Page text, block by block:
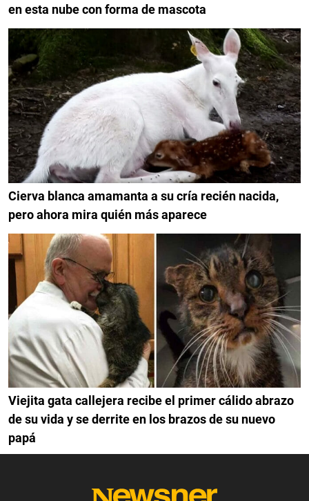
en esta nube con forma de mascota
Cierva blanca amamanta a su cría recién nacida,
pero ahora mira quién más aparece
Viejita gata callejera recibe el primer cálido abrazo
de su vida y se derrite en los brazos de su nuevo
papá